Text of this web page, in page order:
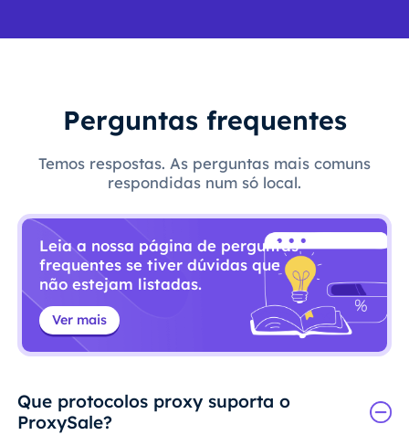
Perguntas frequentes
Temos respostas. As perguntas mais comuns
respondidas num só local.
Leia a nossa página de perguntas
frequentes se tiver dúvidas que
não estejam listadas.
Ver mais
Que protocolos proxy suporta o
ProxySale?